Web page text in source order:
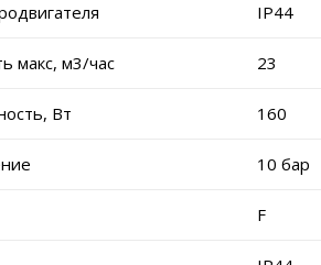
IP44
макс, м3/час 23
Вт 160
10 бар
F